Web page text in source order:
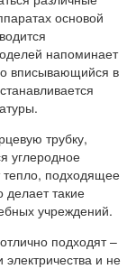
основой
напоминает
вписывающийся в
трубку,
углеродное
тепло, подходящее
такие
учреждений.
подходят –
и не